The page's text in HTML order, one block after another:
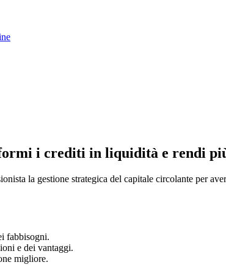
i crediti in liquidità e rendi
la gestione strategica del capitale circolante per
fabbisogni.
e dei vantaggi.
migliore.